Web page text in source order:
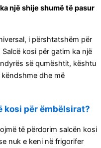
një shije shumë të pasur
i përshtatshëm për
kosi për gatim ka një
së qumështit, kështu
dhe më
kosi për ëmbëlsirat?
të përdorim salcën kosi
nuk e keni në frigorifer